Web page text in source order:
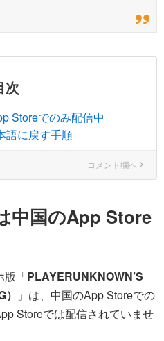
次
Storeでのみ配信中
語に戻す手順
コメント欄へ
中国のApp Store
版「PLAYERUNKNOWN’S
」は、中国のApp Storeでの
Storeでは配信されていませ